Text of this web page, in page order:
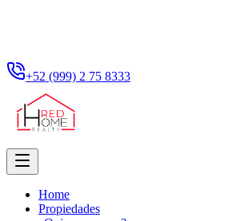
+52 (999) 2 75 8333
Home
Propiedades